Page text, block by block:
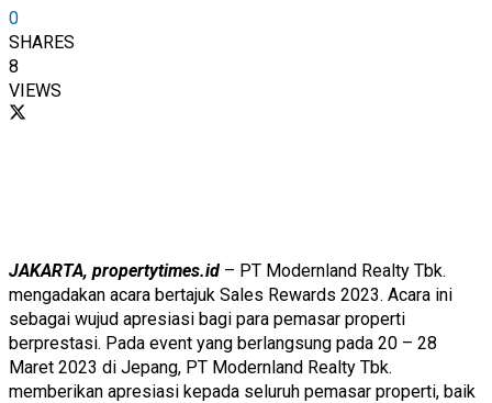
0
SHARES
8
VIEWS
JAKARTA, propertytimes.id – PT Modernland Realty Tbk.
mengadakan acara bertajuk Sales Rewards 2023. Acara ini
sebagai wujud apresiasi bagi para pemasar properti
berprestasi. Pada event yang berlangsung pada 20 – 28
Maret 2023 di Jepang, PT Modernland Realty Tbk.
memberikan apresiasi kepada seluruh pemasar properti, baik